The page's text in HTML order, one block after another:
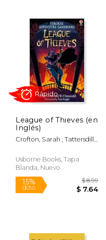
50%
dcto. $ 12.95
League of Thieves (en
Inglés)
Crofton, Sarah ; Tattersdill,
Usborne Books, Tapa
Blanda, Nuevo